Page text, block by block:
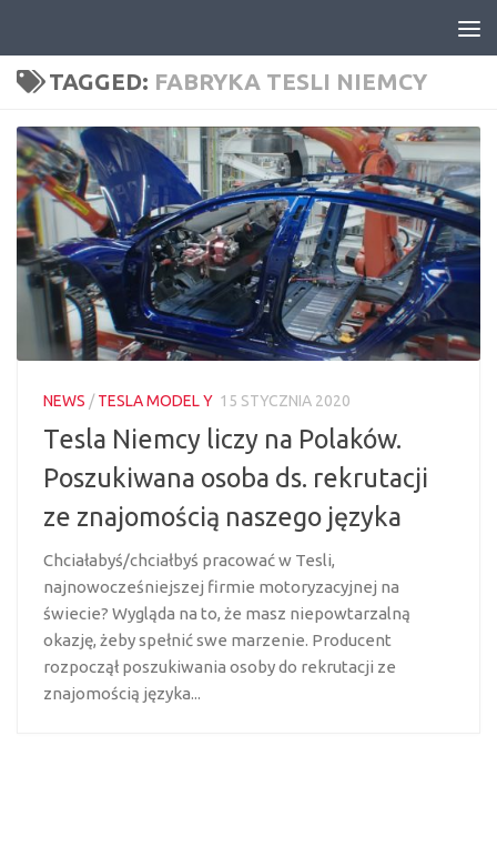
TAGGED: FABRYKA TESLI NIEMCY
NEWS /TESLA MODEL Y 15 STYCZNIA 2020
Tesla Niemcy liczy na Polaków.
Poszukiwana osoba ds. rekrutacji
ze znajomością naszego języka
Chciałabyś/chciałbyś pracować w Tesli,
najnowocześniejszej firmie motoryzacyjnej na
świecie? Wygląda na to, że masz niepowtarzalną
okazję, żeby spełnić swe marzenie. Producent
rozpoczął poszukiwania osoby do rekrutacji ze
znajomością języka...